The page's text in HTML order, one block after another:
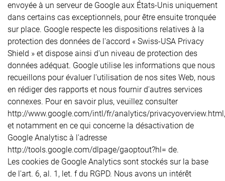
envoyée à un serveur de Google aux États-Unis uniquement
dans certains cas exceptionnels, pour être ensuite tronquée
sur place. Google respecte les dispositions relatives à la
protection des données de l'accord « Swiss-USA Privacy
Shield » et dispose ainsi d'un niveau de protection des
données adéquat. Google utilise les informations que nous
recueillons pour évaluer l'utilisation de nos sites Web, nous
en rédiger des rapports et nous fournir d'autres services
connexes. Pour en savoir plus, veuillez consulter
http://www.google.com/intl/fr/analytics/privacyoverview.html,
et notamment en ce qui concerne la désactivation de
Google Analytisc à l'adresse
http://tools.google.com/dlpage/gaoptout?hl= de.
Les cookies de Google Analytics sont stockés sur la base
de l'art. 6, al. 1, let. f du RGPD. Nous avons un intérêt